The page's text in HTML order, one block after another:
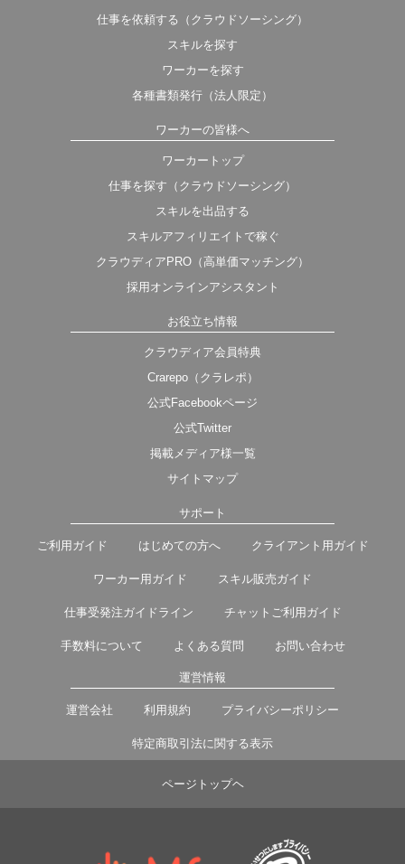
仕事を依頼する（クラウドソーシング）
スキルを探す
ワーカーを探す
各種書類発行（法人限定）
ワーカーの皆様へ
ワーカートップ
仕事を探す（クラウドソーシング）
スキルを出品する
スキルアフィリエイトで稼ぐ
クラウディアPRO（高単価マッチング）
採用オンラインアシスタント
お役立ち情報
クラウディア会員特典
Crarepo（クラレポ）
公式Facebookページ
公式Twitter
掲載メディア様一覧
サイトマップ
サポート
ご利用ガイド はじめての方へ クライアント用ガイド
ワーカー用ガイド スキル販売ガイド
仕事受発注ガイドライン チャットご利用ガイド
手数料について よくある質問 お問い合わせ
運営情報
運営会社 利用規約 プライバシーポリシー
特定商取引法に関する表示
ページトップヘ